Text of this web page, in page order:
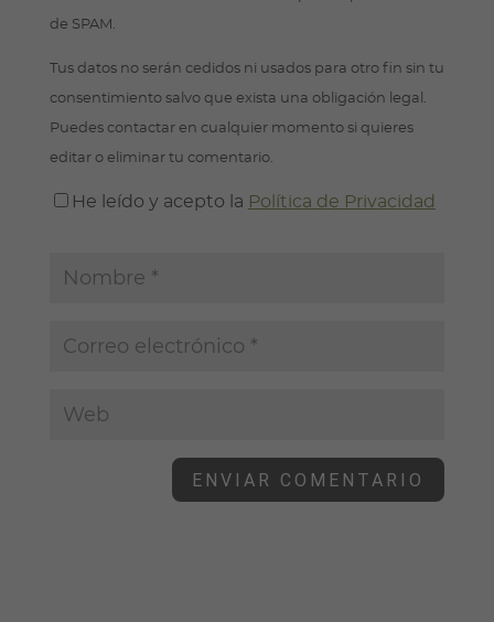
de SPAM.
Tus datos no serán cedidos ni usados para otro fin sin tu
consentimiento salvo que exista una obligación legal.
Puedes contactar en cualquier momento si quieres
editar o eliminar tu comentario.
He leído y acepto la Política de Privacidad